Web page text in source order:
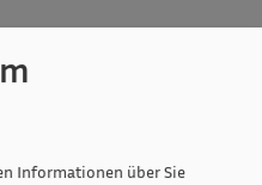
Informationen über Sie